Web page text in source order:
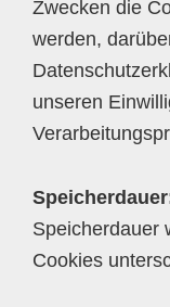
Zwecken die
werden,
unseren
Speicherdauer
Cookies